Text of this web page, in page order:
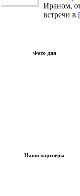
Ираном,
встречи в
Фото дня
Наши партнеры